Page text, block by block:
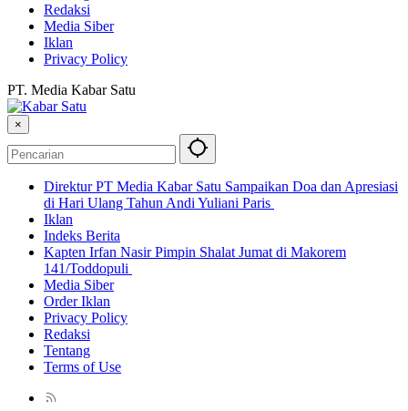
Redaksi
Media Siber
Iklan
Privacy Policy
PT. Media Kabar Satu
×
Direktur PT Media Kabar Satu Sampaikan Doa dan Apresiasi
di Hari Ulang Tahun Andi Yuliani Paris
Iklan
Indeks Berita
Kapten Irfan Nasir Pimpin Shalat Jumat di Makorem
141/Toddopuli
Media Siber
Order Iklan
Privacy Policy
Redaksi
Tentang
Terms of Use